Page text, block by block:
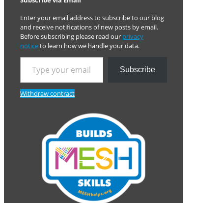
Enter your email address to subscribe to our blog
and receive notifications of new posts by email.
Before subscribing please read our privacy
noticeto learn how we handle your data.
Type your email…
Subscribe
Withdraw contract